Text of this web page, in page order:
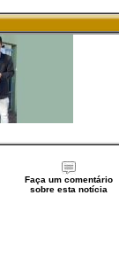
Faça um comentário
sobre esta notícia